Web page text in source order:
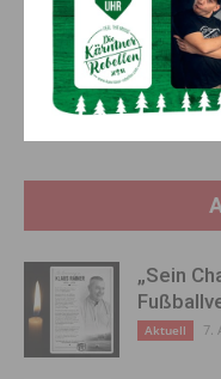
Vorheriger Artikel
Erstes Weltcup-
für Salcher
„Sein
Aktuell 7.